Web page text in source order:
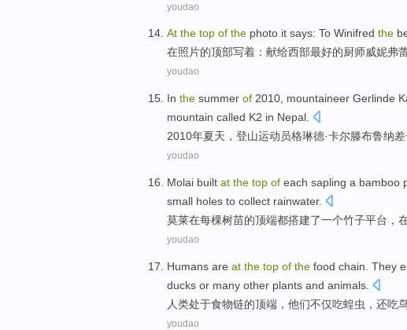
youdao
At the top of the photo it says: To Winifred the
在照片的顶部写着：献给西部最好的厨师威妮弗
youdao
In the summer of 2010, mountaineer Gerlinde
mountain called K2 in Nepal.
2010年夏天，登山运动员格琳德·卡尔滕布鲁纳
youdao
Molai built at the top of each sapling a bamboo
small holes to collect rainwater.
莫莱在每棵树苗的顶端都搭建了一个竹子平台，
youdao
Humans are at the top of the food chain. They
ducks or many other plants and animals.
人类处于食物链的顶端，他们不仅吃蝗虫，还吃
youdao